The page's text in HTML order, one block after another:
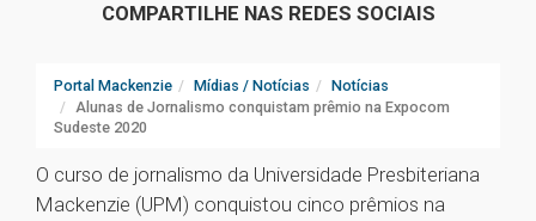
COMPARTILHE NAS REDES SOCIAIS
Portal Mackenzie Mídias / Notícias
Notícias
Alunas de Jornalismo conquistam prêmio na Expocom
Sudeste 2020
O curso de jornalismo da Universidade Presbiteriana
Mackenzie (UPM) conquistou cinco prêmios na